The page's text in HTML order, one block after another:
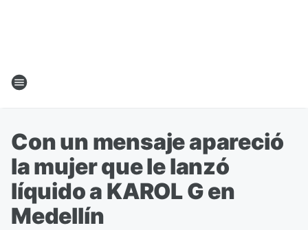
Con un mensaje apareció
la mujer que le lanzó
líquido a KAROL G en
Medellín